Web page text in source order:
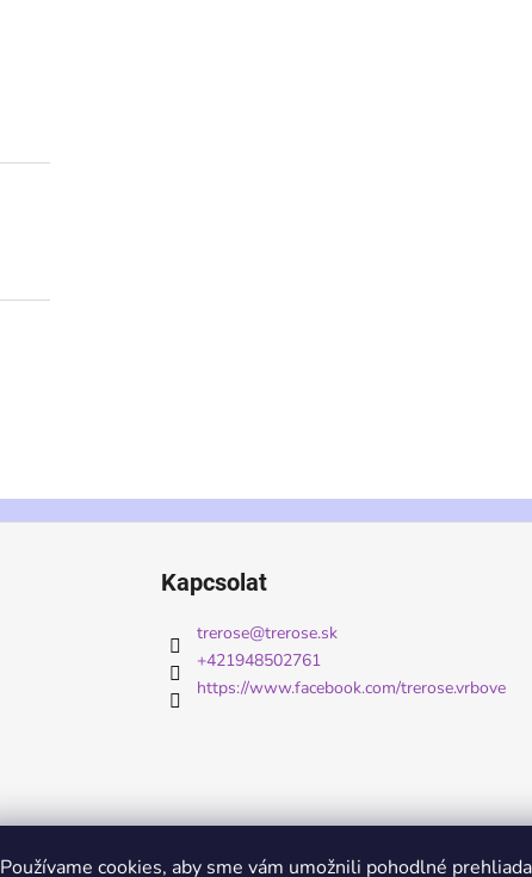
Používame cookies, aby sme vám umožnili pohodlné
Kapcsolat
trerose@trerose.sk
+421948502761
https://www.facebook.com/trerose.vrbove